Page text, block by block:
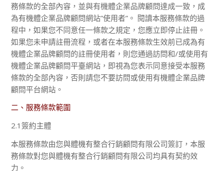
務條款的全部內容，並與有機體企業品牌顧問達成一致，成
為有機體企業品牌顧問網站”使用者”。 閱讀本服務條款的過
程中，如果您不同意任一條款之規定，您應立即停止註冊。
如果您未申請註冊流程，或者在本服務條款生效前已成為有
機體企業品牌顧問的註冊使用者，則您通過訪問和/或使用有
機體企業品牌顧問平臺網站，即視為您表示同意接受本服務
條款的全部內容，否則請您不要訪問或使用有機體企業品牌
顧問平台網站。
二、服務條款範圍
2.1簽約主體
本服務條款由您與體機有整合行銷顧問有限公司簽訂，本服
務條款對您與體機有整合行銷顧問有限公司均具有契約效
力。